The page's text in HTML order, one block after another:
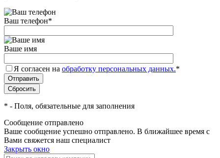
Ваш телефон*
Ваше имя
Я согласен на обработку персональных данных.*
* - Поля, обязательные для заполнения
Сообщение отправлено
Ваше сообщение успешно отправлено. В ближайшее время с
Вами свяжется наш специалист
Закрыть окно